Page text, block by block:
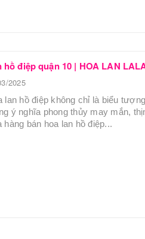
hồ điệp quận 10 | HOA LAN
2025
lan hồ điệp không chỉ là biểu
ý nghĩa phong thủy may mắn,
hàng bán hoa lan hồ điệp...